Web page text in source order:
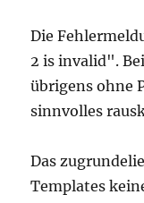
Die
2 is invalid".
übrigens ohne
sinnvolles
Das
Templates